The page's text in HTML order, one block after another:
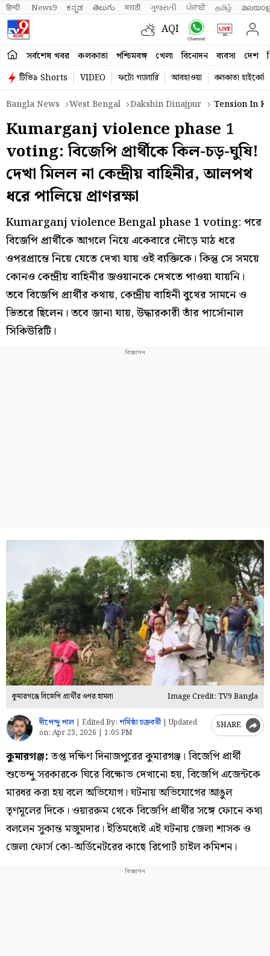
हिन्दी News9 ಕನ್ನಡ తెలుగు मराठी ગુજરાતી ਪੰਜਾਬੀ தமிழ்
AQI
সর্বশেষ খবর কলকাতা পশ্চিমবঙ্গ খেলা বিনোদন ব্যবসা দেশ
টিভি৯ Shorts VIDEO ফটো গ্যালারি আবহাওয়া
কলকাতা হাইকোর্ট
Bangla News
West Bengal Dakshin Dinajpur Tension In
Kumarganj violence phase 1
voting: বিজেপি প্রার্থীকে কিল-চড়-ঘুষি!
দেখা মিলল না কেন্দ্রীয় বাহিনীর, আলপথ
ধরে পালিয়ে প্রাণরক্ষা
Kumarganj violence Bengal phase 1 voting: পরে
বিজেপি প্রার্থীকে আগলে নিয়ে একেবারে দৌড়ে মাঠ ধরে
ওপরপ্রান্তে নিয়ে যেতে দেখা যায় ওই ব্যক্তিকে। কিন্তু সে সময়ে
কোনও কেন্দ্রীয় বাহিনীর জওয়ানকে দেখতে পাওয়া যায়নি।
তবে বিজেপি প্রার্থীর কথায়, কেন্দ্রীয় বাহিনী বুথের সামনে ও
ভিতরে ছিলেন। তবে জানা যায়, উদ্ধারকারী তাঁর পার্সোনাল
সিকিউরিটি।
কুমারগঞ্জে বিজেপি প্রার্থীর ওপর হামলা Image Credit: TV9 Bangla
দীপেন্দু পাল Edited By: শর্মিষ্ঠা চক্রবর্তী |Updated
on: Apr 23, 2026 | 1:05 PM
SHARE
কুমারগঞ্জ:তপ্ত দক্ষিণ দিনাজপুরের কুমারগঞ্জ। বিজেপি প্রার্থী
শুভেন্দু সরকারকে ঘিরে বিক্ষোভ দেখানো হয়, বিজেপি এজেন্টকে
মারধর করা হয় বলে অভিযোগ। ঘটনায় অভিযোগের আঙুল
তৃণমূলের দিকে। ওয়াররুম থেকে বিজেপি প্রার্থীর সঙ্গে ফোনে কথা
বললেন সুকান্ত মজুমদার। ইতিমধ্যেই এই ঘটনায় জেলা শাসক ও
জেলা ফোর্স কো-অর্ডিনেটরের কাছে রিপোর্ট চাইল কমিশন।